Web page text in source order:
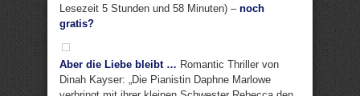
Lesezeit 5 Stunden und 58 Minuten) – noch
gratis?
Aber die Liebe bleibt … Romantic Thriller von
Dinah Kayser: „Die Pianistin Daphne Marlowe